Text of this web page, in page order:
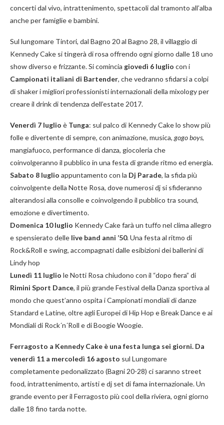
concerti dal vivo, intrattenimento, spettacoli dal tramonto all’alba
anche per famiglie e bambini.
Sul lungomare Tintori, dal Bagno 20 al Bagno 28, il villaggio di
Kennedy Cake si tingerà di rosa offrendo ogni giorno dalle 18 uno
show diverso e frizzante. Si comincia giovedì 6 luglio con i
Campionati italiani di Bartender, che vedranno sfidarsi a colpi
di shaker i migliori professionisti internazionali della mixology per
creare il drink di tendenza dell’estate 2017.
Venerdì 7 luglio è Tunga: sul palco di Kennedy Cake lo show più
folle e divertente di sempre, con animazione, musica, gogo boys,
mangiafuoco, performance di danza, giocoleria che
coinvolgeranno il pubblico in una festa di grande ritmo ed energia.
Sabato 8 luglio appuntamento con la Dj Parade, la sfida più
coinvolgente della Notte Rosa, dove numerosi dj si sfideranno
alterandosi alla consolle e coinvolgendo il pubblico tra sound,
emozione e divertimento.
Domenica 10 luglio Kennedy Cake farà un tuffo nel clima allegro
e spensierato delle live band anni ’50. Una festa al ritmo di
Rock&Roll e swing, accompagnati dalle esibizioni dei ballerini di
Lindy hop
Lunedì 11 luglio le Notti Rosa chiudono con il “dopo fiera” di
Rimini Sport Dance, il più grande Festival della Danza sportiva al
mondo che quest’anno ospita i Campionati mondiali di danze
Standard e Latine, oltre agli Europei di Hip Hop e Break Dance e ai
Mondiali di Rock´n´Roll e di Boogie Woogie.
Ferragosto a Kennedy Cake è una festa lunga sei giorni. Da
venerdì 11 a mercoledì 16 agosto sul Lungomare
completamente pedonalizzato (Bagni 20-28) ci saranno street
food, intrattenimento, artisti e dj set di fama internazionale. Un
grande evento per il Ferragosto più cool della riviera, ogni giorno
dalle 18 fino tarda notte.